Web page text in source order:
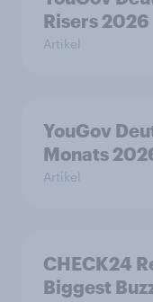
Risers 2026
Artikel
YouGov
Monats
Artikel
CHECK24
Biggest